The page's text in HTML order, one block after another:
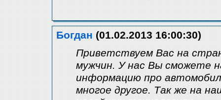
Богдан (01.02.2013 16:00:30)
Приветствуем Вас на
мужчин. У нас Вы сможете
информацию про
многое другое. Так же на